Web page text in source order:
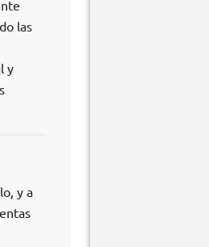
las
y
y a